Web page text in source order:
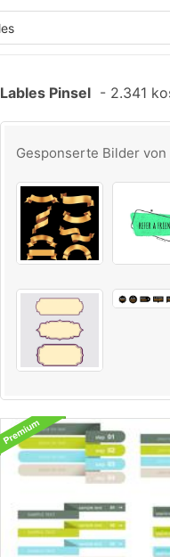
Lables Pinsel - 2.341
Gesponserte Bilder von